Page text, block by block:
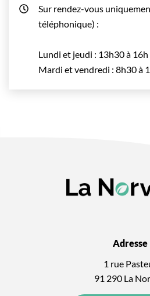
Sur rendez-vous
téléphonique) :
Lundi et jeudi : 13h30 à 16h
Mardi et vendredi : 8h30 à
Adresse
1 rue
91 290 La